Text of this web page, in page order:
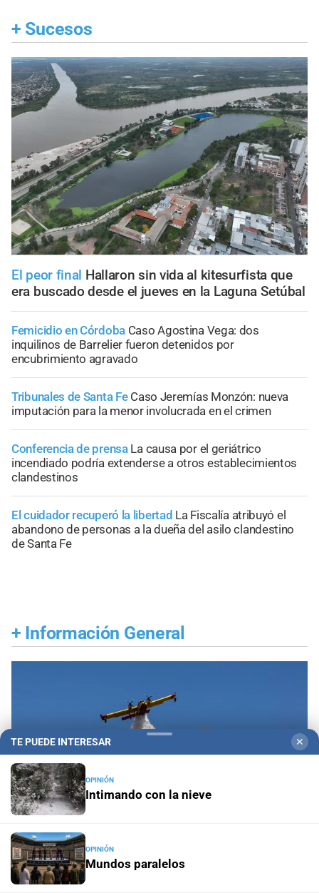
+ Sucesos
El peor final Hallaron sin vida al kitesurfista que
era buscado desde el jueves en la Laguna Setúbal
Femicidio en Córdoba Caso Agostina Vega: dos
inquilinos de Barrelier fueron detenidos por
encubrimiento agravado
Tribunales de Santa Fe Caso Jeremías Monzón: nueva
imputación para la menor involucrada en el crimen
Conferencia de prensa La causa por el geriátrico
incendiado podría extenderse a otros establecimientos
clandestinos
El cuidador recuperó la libertad La Fiscalía atribuyó el
abandono de personas a la dueña del asilo clandestino
de Santa Fe
+ Información General
Propiedad privada y derechos
TE PUEDE INTERESAR ✕
OPINIÓN
Intimando con la nieve
OPINIÓN
Mundos paralelos